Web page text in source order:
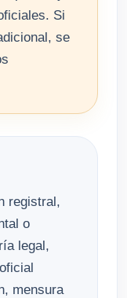
Si
se
registral,
o
legal,
mensura